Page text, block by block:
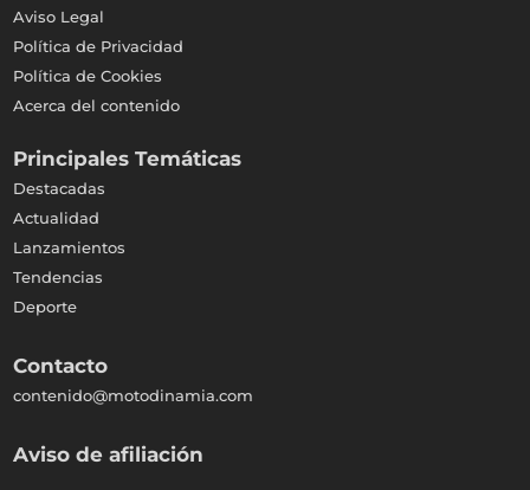
Aviso Legal
Política de Privacidad
Política de Cookies
Acerca del contenido
Principales Temáticas
Destacadas
Actualidad
Lanzamientos
Tendencias
Deporte
Contacto
contenido@motodinamia.com
Aviso de afiliación